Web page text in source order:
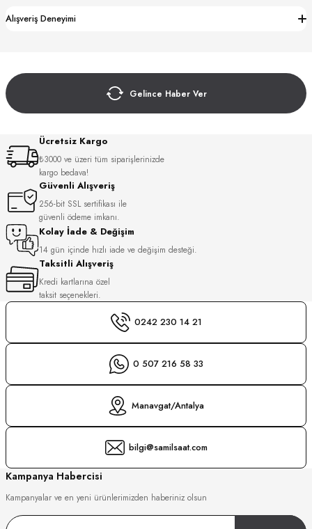
Alışveriş Deneyimi
Gelince Haber Ver
Ücretsiz Kargo
₺3000 ve üzeri tüm siparişlerinizde
kargo bedava!
Güvenli Alışveriş
256-bit SSL sertifikası ile
güvenli ödeme imkanı.
Kolay İade & Değişim
14 gün içinde hızlı iade ve değişim desteği.
Taksitli Alışveriş
Kredi kartlarına özel
taksit seçenekleri.
0242 230 14 21
0 507 216 58 33
Manavgat/Antalya
bilgi@samilsaat.com
Kampanya Habercisi
Kampanyalar ve en yeni ürünlerimizden haberiniz olsun